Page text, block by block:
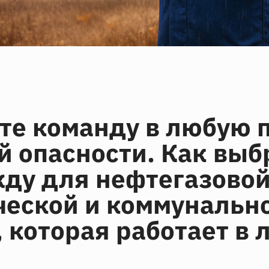
команду в любую
опасности. Как
для
и
которая работает в